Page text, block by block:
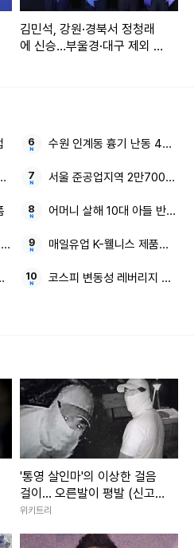
김민석, 강원·경북서 정청래
에 신승…부울경·대구 제외 모
법 대통령실
대피 소동
조선소
수원 인계동 흉기 난동 40대
서울 준공업지역 2만7000가
어머니 살해 10대 아들 반려견
매일유업 K-웰니스 제품군 북
코스피 변동성 레버리지 청산
'통영 살인마'의 이상한 걸음
걸이... 오른발이 평발 (신고
금 1억)
위키트리